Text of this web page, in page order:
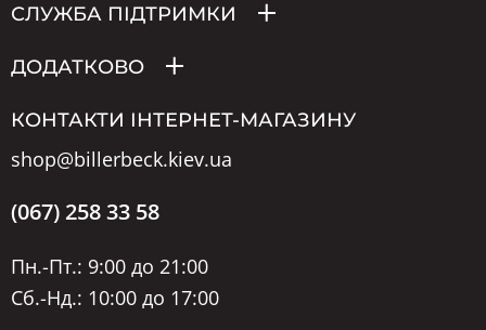
СЛУЖБА ПІДТРИМКИ
ДОДАТКОВО
КОНТАКТИ ІНТЕРНЕТ-МАГАЗИНУ
shop@billerbeck.kiev.ua
(067) 258 33 58
Пн.-Пт.: 9:00 до 21:00
Сб.-Нд.: 10:00 до 17:00